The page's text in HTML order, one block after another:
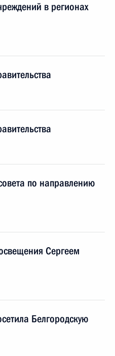
в регионах
по направлению
Сергеем
Белгородскую